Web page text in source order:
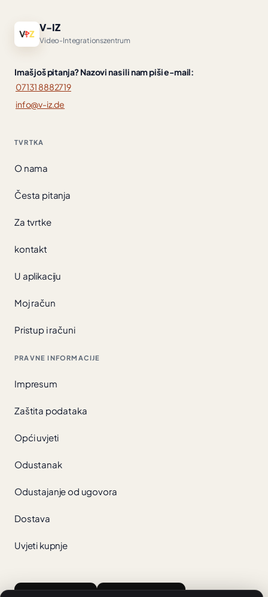
V-IZ
Video-Integrationszentrum
Imaš još pitanja? Nazovi nas ili nam piši e-mail:
07131 8882719
info@v-iz.de
TVRTKA
O nama
Česta pitanja
Za tvrtke
kontakt
U aplikaciju
Moj račun
Pristup i računi
PRAVNE INFORMACIJE
Impresum
Zaštita podataka
Opći uvjeti
Odustanak
Odustajanje od ugovora
Dostava
Uvjeti kupnje